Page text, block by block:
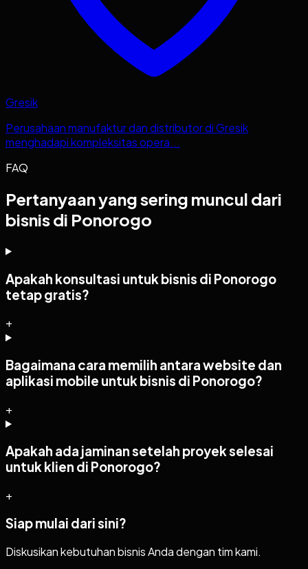
Gresik
Perusahaan manufaktur dan distributor di Gresik
menghadapi kompleksitas opera...
FAQ
Pertanyaan yang sering muncul dari
bisnis di Ponorogo
Apakah konsultasi untuk bisnis di Ponorogo
tetap gratis?
+
Bagaimana cara memilih antara website dan
aplikasi mobile untuk bisnis di Ponorogo?
+
Apakah ada jaminan setelah proyek selesai
untuk klien di Ponorogo?
+
Siap mulai dari sini?
Diskusikan kebutuhan bisnis Anda dengan tim kami.